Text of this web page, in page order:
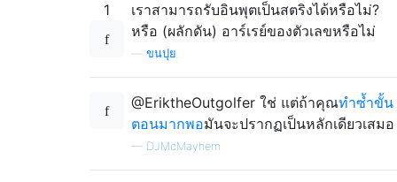
1
เราสามารถรับอินพุตเป็นสตริงได้หรือไม่?
หรือ (ผลักดัน) อาร์เรย์ของตัวเลขหรือไม่
ขนปุย
@EriktheOutgolfer ใช่ แต่ถ้าคุณทำซ้ำขั้น
ตอนมากพอมันจะปรากฏเป็นหลักเดียวเสมอ
— DJMcMayhem